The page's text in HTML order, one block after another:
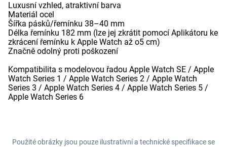
Luxusní vzhled, atraktivní barva
Materiál ocel
Šířka pásků/řemínku 38–40 mm
Délka řemínku 182 mm (lze jej zkrátit pomocí Aplikátoru ke
zkrácení řemínku k Apple Watch až o5 cm)
Značně odolný proti poškození
Kompatibilita s modelovou řadou Apple Watch SE / Apple
Watch Series 1 / Apple Watch Series 2 / Apple Watch
Series 3 / Apple Watch Series 4 / Apple Watch Series 5 /
Apple Watch Series 6
Použité obrázky jsou pouze ilustrativní a technické specifikace se